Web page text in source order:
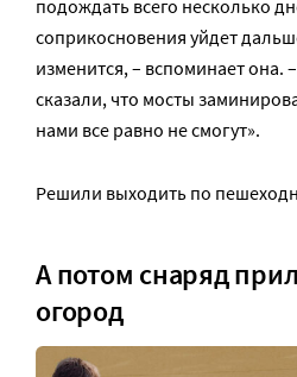
подождать всего несколько
соприкосновения уйдет
изменится, – вспоминает она.
сказали, что мосты
нами все равно не смогут».
Решили выходить по
А потом снаряд
огород